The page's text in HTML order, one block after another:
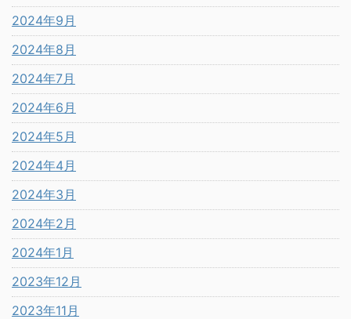
2024年9月
2024年8月
2024年7月
2024年6月
2024年5月
2024年4月
2024年3月
2024年2月
2024年1月
2023年12月
2023年11月